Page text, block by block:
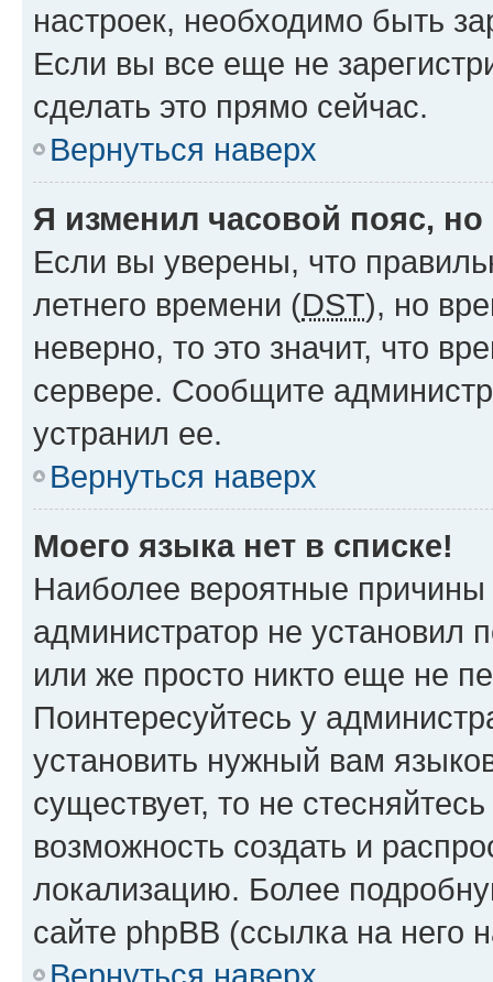
настроек, необходимо быть
Если вы все еще не
сделать это прямо сейчас.
Вернуться наверх
Я изменил часовой пояс,
Если вы уверены, что
летнего времени (DST), но
неверно, то это значит, что
сервере. Сообщите
устранил ее.
Вернуться наверх
Моего языка нет в списке!
Наиболее вероятные причины
администратор не установил
или же просто никто еще не
Поинтересуйтесь у
установить нужный вам
существует, то не
возможность создать и
локализацию. Более
сайте phpBB (ссылка на него
Вернуться наверх